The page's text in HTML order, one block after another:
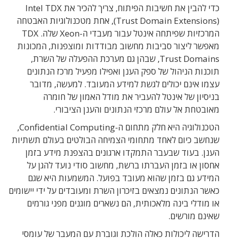
כדי להבין את חשיבות הפיתוח, צריך להכיר את Intel TDX
‏(Trust Domain Extensions), אחת מטכנולוגיות האבטחה
המרכזיות שפיתחה אינטל עבור מעבדי ה-Xeon שלה. TDX
מאפשר ליצור סביבות מחשוב מבודדות ומוצפנות, המכונות
Trust Domains, שבהן גם מערכת ההפעלה של השרת,
תוכנות הניהול של ספק הענן ואפילו מפעיל מרכז הנתונים
עצמו אינם יכולים לגשת למידע המעובד. למעשה, מדובר
בניסיון של אינטל להעביר את מודל האמון של חומרה
מאובטחת אל עולם מרכזי הנתונים והענן הציבורי.
הטכנולוגיה היא חלק מתחום ה-Confidential Computing,
שנחשב כיום לאחד מתחומי הצמיחה הבולטים בעולם תשתיות
הענן. בעוד שבעבר התמקדו ארגונים בהצפנת מידע בזמן
אחסון או בזמן העברתו ברשת, מחשוב סודי נועד להגן על
המידע גם בזמן שהוא מעובד בפועל. המשמעות היא שגם
כאשר הנתונים נמצאים בזיכרון השרת ומעובדים על ידי יישומים
או מודלי בינה מלאכותית, הם נשארים מוגנים מפני גורמים
שאינם מורשים.
הדרישה ליכולות כאלה הולכת וגוברת עם המעבר של עומסי